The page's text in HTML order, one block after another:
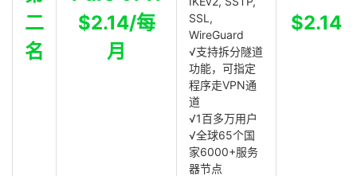
二
名
$2.14/每
月
SSL,
WireGuard
√支持拆分隧道
功能，可指定
程序走VPN通
道
√1百多万用户
√全球65个国
家6000+服务
器节点
$2.14